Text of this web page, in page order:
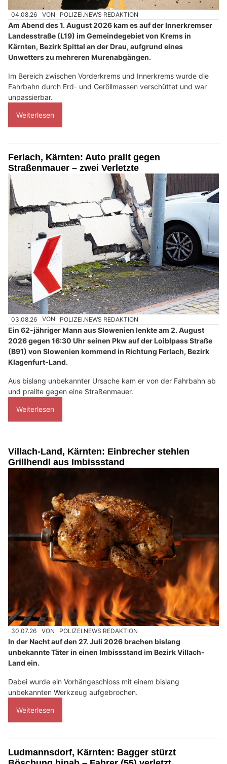
04.08.26 VON POLIZEI.NEWS REDAKTION
Am Abend des 1. August 2026 kam es auf der Innerkremser
Landesstraße (L19) im Gemeindegebiet von Krems in
Kärnten, Bezirk Spittal an der Drau, aufgrund eines
Unwetters zu mehreren Murenabgängen.
Im Bereich zwischen Vorderkrems und Innerkrems wurde die
Fahrbahn durch Erd- und Geröllmassen verschüttet und war
unpassierbar.
Weiterlesen
Ferlach, Kärnten: Auto prallt gegen
Straßenmauer – zwei Verletzte
03.08.26 VON POLIZEI.NEWS REDAKTION
Ein 62-jähriger Mann aus Slowenien lenkte am 2. August
2026 gegen 16:30 Uhr seinen Pkw auf der Loiblpass Straße
(B91) von Slowenien kommend in Richtung Ferlach, Bezirk
Klagenfurt-Land.
Aus bislang unbekannter Ursache kam er von der Fahrbahn ab
und prallte gegen eine Straßenmauer.
Weiterlesen
Villach-Land, Kärnten: Einbrecher stehlen
Grillhendl aus Imbissstand
30.07.26 VON POLIZEI.NEWS REDAKTION
In der Nacht auf den 27. Juli 2026 brachen bislang
unbekannte Täter in einen Imbissstand im Bezirk Villach-
Land ein.
Dabei wurde ein Vorhängeschloss mit einem bislang
unbekannten Werkzeug aufgebrochen.
Weiterlesen
Ludmannsdorf, Kärnten: Bagger stürzt